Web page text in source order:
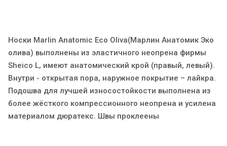
Носки Marlin Anatomic Eco Oliva(Марлин Анатомик Эко
олива) выполнены из эластичного неопрена фирмы
Sheico L, имеют анатомический крой (правый, левый).
Внутри - открытая пора, наружное покрытие – лайкра.
Подошва для лучшей износостойкости выполнена из
более жёсткого компрессионного неопрена и усилена
материалом дюратекс. Швы проклеены